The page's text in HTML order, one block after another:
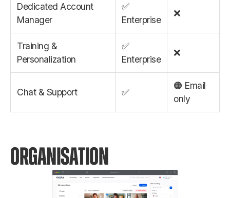
Dedicated Account
Manager
✅
Enterprise
❌
Training &
Personalization
✅
Enterprise
❌
Chat & Support ✅
🟠 Email
only
ORGANISATION